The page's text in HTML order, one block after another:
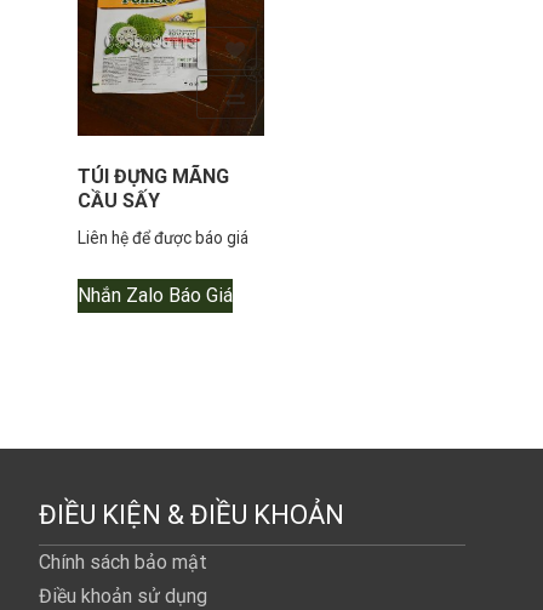
TÚI ĐỰNG MÃNG
CẦU SẤY
Liên hệ để được báo giá
Nhắn Zalo Báo Giá
Thêm so sánh
Yêu thích
ĐIỀU KIỆN & ĐIỀU KHOẢN
Chính sách bảo mật
Điều khoản sử dụng